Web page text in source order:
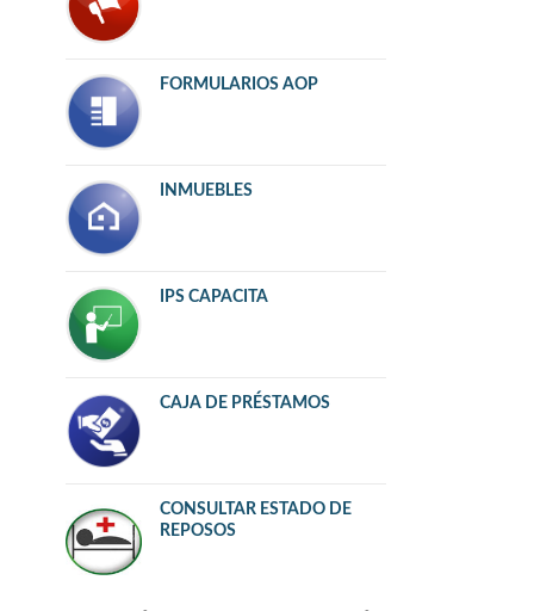
FORMULARIOS AOP
INMUEBLES
IPS CAPACITA
CAJA DE PRÉSTAMOS
CONSULTAR ESTADO DE
REPOSOS